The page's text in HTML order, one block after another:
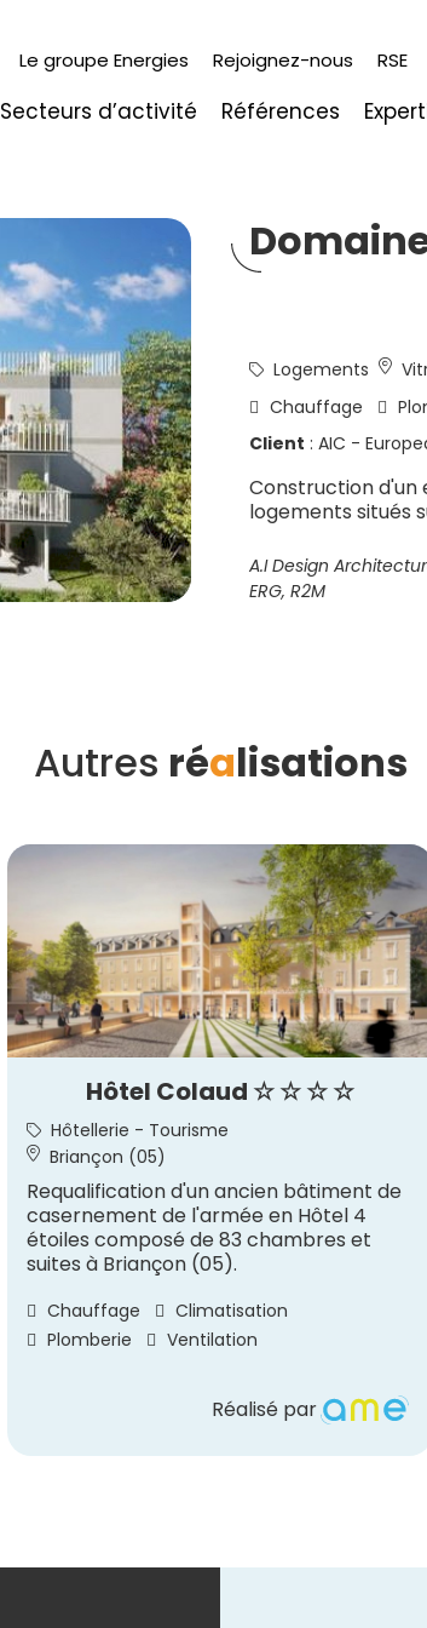
Le groupe Energies Rejoignez-nous RSE
Secteurs d’activité Références
Logements
Chauffage
Client : AIC -
Construction
logements situés
A.I Design
ERG, R2M
Autres réalisations
Hôtel Colaud ☆ ☆ ☆ ☆
Hôtellerie - Tourisme
Briançon (05)
Requalification d'un ancien bâtiment de
casernement de l'armée en Hôtel 4
étoiles composé de 83 chambres et
suites à Briançon (05).
Chauffage
Climatisation
Plomberie
Ventilation
Réalisé par